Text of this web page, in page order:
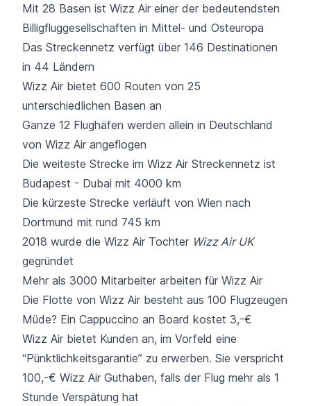
Mit 28 Basen ist Wizz Air einer der bedeutendsten
Billigfluggesellschaften in Mittel- und Osteuropa
Das Streckennetz verfügt über 146 Destinationen
in 44 Ländern
Wizz Air bietet 600 Routen von 25
unterschiedlichen Basen an
Ganze 12 Flughäfen werden allein in Deutschland
von Wizz Air angeflogen
Die weiteste Strecke im Wizz Air Streckennetz ist
Budapest - Dubai mit 4000 km
Die kürzeste Strecke verläuft von Wien nach
Dortmund mit rund 745 km
2018 wurde die Wizz Air Tochter Wizz Air UK
gegründet
Mehr als 3000 Mitarbeiter arbeiten für Wizz Air
Die Flotte von Wizz Air besteht aus 100 Flugzeugen
Müde? Ein Cappuccino an Board kostet 3,-€
Wizz Air bietet Kunden an, im Vorfeld eine
“Pünktlichkeitsgarantie” zu erwerben. Sie verspricht
100,-€ Wizz Air Guthaben, falls der Flug mehr als 1
Stunde Verspätung hat